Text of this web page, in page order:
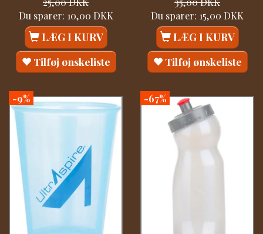
Du sparer: 10,00 DKK
LÆG I KURV
Tilføj ønskeliste
Du sparer: 15,00 DKK
LÆG I KURV
Tilføj ønskeliste
-9% -67%